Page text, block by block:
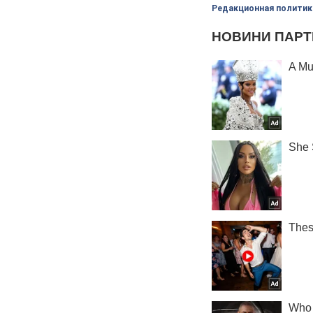
Редакционная